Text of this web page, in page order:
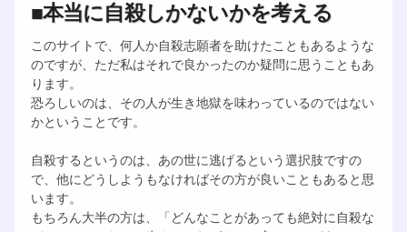
■本当に自殺しかないかを考える
このサイトで、何人か自殺志願者を助けたこともあるような
のですが、ただ私はそれで良かったのか疑問に思うこともあ
ります。
恐ろしいのは、その人が生き地獄を味わっているのではない
かということです。
自殺するというのは、あの世に逃げるという選択肢ですの
で、他にどうしようもなければその方が良いこともあると思
います。
もちろん大半の方は、「どんなことがあっても絶対に自殺な